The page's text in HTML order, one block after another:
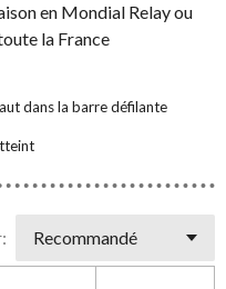
en Mondial Relay ou
la France
dans la barre défilante